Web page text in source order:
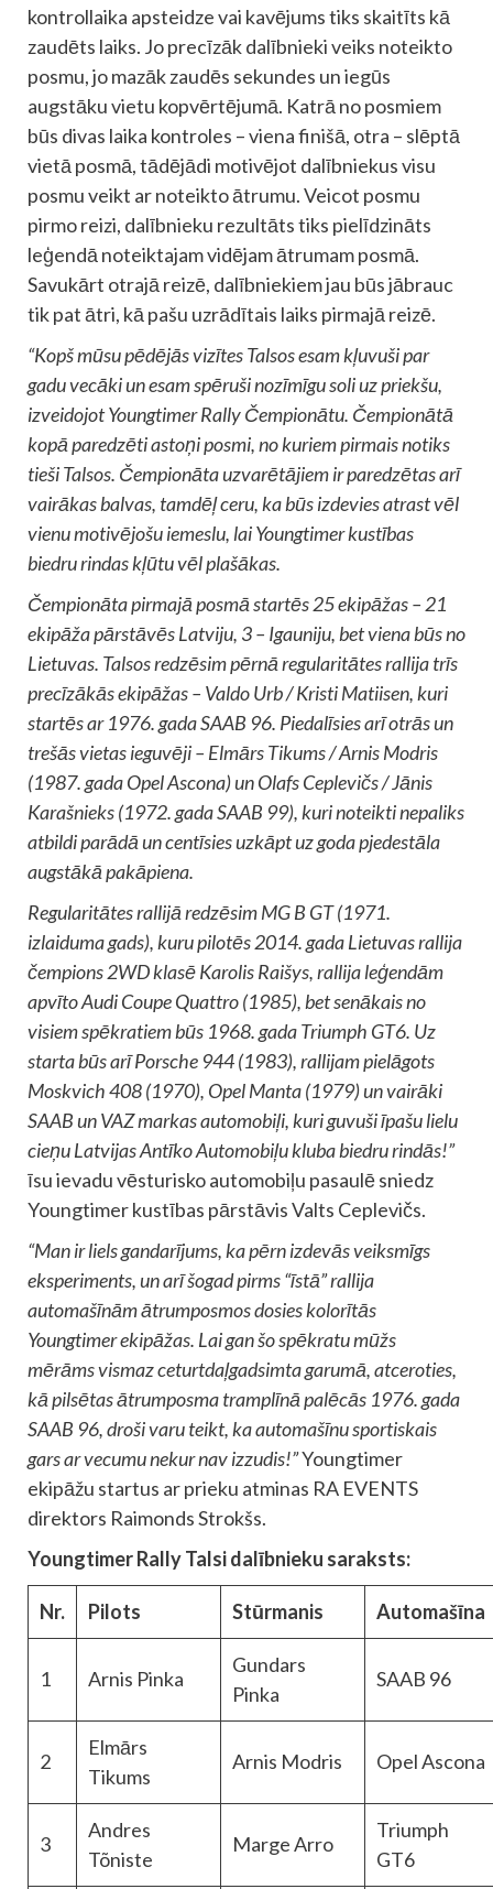
kontrollaika apsteidze vai kavējums tiks skaitīts kā
zaudēts laiks. Jo precīzāk dalībnieki veiks noteikto
posmu, jo mazāk zaudēs sekundes un iegūs
augstāku vietu kopvērtējumā. Katrā no posmiem
būs divas laika kontroles – viena finišā, otra – slēptā
vietā posmā, tādējādi motivējot dalībniekus visu
posmu veikt ar noteikto ātrumu. Veicot posmu
pirmo reizi, dalībnieku rezultāts tiks pielīdzināts
leģendā noteiktajam vidējam ātrumam posmā.
Savukārt otrajā reizē, dalībniekiem jau būs jābrauc
tik pat ātri, kā pašu uzrādītais laiks pirmajā reizē.
“Kopš mūsu pēdējās vizītes Talsos esam kļuvuši par
gadu vecāki un esam spēruši nozīmīgu soli uz priekšu,
izveidojot Youngtimer Rally Čempionātu. Čempionātā
kopā paredzēti astoņi posmi, no kuriem pirmais notiks
tieši Talsos. Čempionāta uzvarētājiem ir paredzētas arī
vairākas balvas, tamdēļ ceru, ka būs izdevies atrast vēl
vienu motivējošu iemeslu, lai Youngtimer kustības
biedru rindas kļūtu vēl plašākas.
Čempionāta pirmajā posmā startēs 25 ekipāžas – 21
ekipāža pārstāvēs Latviju, 3 – Igauniju, bet viena būs no
Lietuvas. Talsos redzēsim pērnā regularitātes rallija trīs
precīzākās ekipāžas – Valdo Urb / Kristi Matiisen, kuri
startēs ar 1976. gada SAAB 96. Piedalīsies arī otrās un
trešās vietas ieguvēji – Elmārs Tikums / Arnis Modris
(1987. gada Opel Ascona) un Olafs Ceplevičs / Jānis
Karašnieks (1972. gada SAAB 99), kuri noteikti nepaliks
atbildi parādā un centīsies uzkāpt uz goda pjedestāla
augstākā pakāpiena.
Regularitātes rallijā redzēsim MG B GT (1971.
izlaiduma gads), kuru pilotēs 2014. gada Lietuvas rallija
čempions 2WD klasē Karolis Raišys, rallija leģendām
apvīto Audi Coupe Quattro (1985), bet senākais no
visiem spēkratiem būs 1968. gada Triumph GT6. Uz
starta būs arī Porsche 944 (1983), rallijam pielāgots
Moskvich 408 (1970), Opel Manta (1979) un vairāki
SAAB un VAZ markas automobiļi, kuri guvuši īpašu lielu
cieņu Latvijas Antīko Automobiļu kluba biedru rindās!”
īsu ievadu vēsturisko automobiļu pasaulē sniedz
Youngtimer kustības pārstāvis Valts Ceplevičs.
“Man ir liels gandarījums, ka pērn izdevās veiksmīgs
eksperiments, un arī šogad pirms “īstā” rallija
automašīnām ātrumposmos dosies kolorītās
Youngtimer ekipāžas. Lai gan šo spēkratu mūžs
mērāms vismaz ceturtdaļgadsimta garumā, atceroties,
kā pilsētas ātrumposma tramplīnā palēcās 1976. gada
SAAB 96, droši varu teikt, ka automašīnu sportiskais
gars ar vecumu nekur nav izzudis!”Youngtimer
ekipāžu startus ar prieku atminas RA EVENTS
direktors Raimonds Strokšs.
Youngtimer Rally Talsi dalībnieku saraksts:
Nr. Pilots Stūrmanis Automašīna
1 Arnis Pinka
Gundars
Pinka
SAAB 96
2
Elmārs
Tikums
Arnis Modris Opel Ascona
3
Andres
Tõniste
Marge Arro
Triumph
GT6